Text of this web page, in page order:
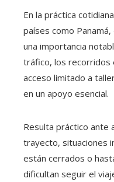
En la práctica
países como
una importancia
tráfico, los recorridos
acceso limitado a
en un apoyo esencial.
Resulta práctico ante
trayecto, situaciones
están cerrados o
dificultan seguir el